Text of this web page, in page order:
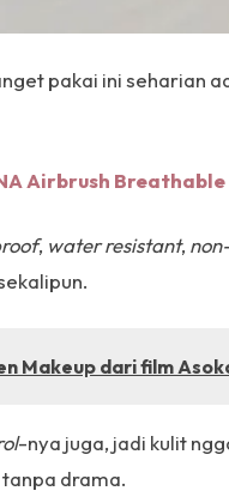
pakai ini seharian
Airbrush
, water resistant,
Makeup dari film
-nya juga, jadi kulit
drama.